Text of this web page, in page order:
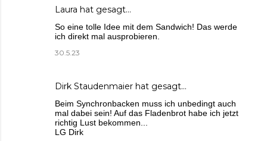
Laura hat gesagt…
So eine tolle Idee mit dem Sandwich! Das werde
ich direkt mal ausprobieren.
30.5.23
Dirk Staudenmaier hat gesagt…
Beim Synchronbacken muss ich unbedingt auch
mal dabei sein! Auf das Fladenbrot habe ich jetzt
richtig Lust bekommen...
LG Dirk